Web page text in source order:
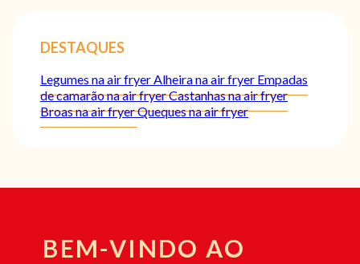
DESTAQUES
Legumes na air fryerAlheira na air fryer Empadas
de camarão na air fryerCastanhas na air fryer
Broas na air fryerQueques na air fryer
BEM-VINDO AO